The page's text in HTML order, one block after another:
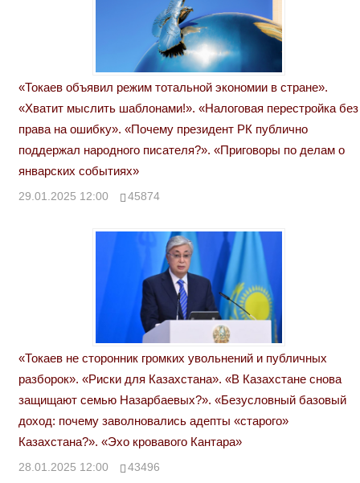
«Токаев объявил режим тотальной экономии в стране».
«Хватит мыслить шаблонами!». «Налоговая перестройка без
права на ошибку». «Почему президент РК публично
поддержал народного писателя?». «Приговоры по делам о
январских событиях»
29.01.2025 12:00 45874
«Токаев не сторонник громких увольнений и публичных
разборок». «Риски для Казахстана». «В Казахстане снова
защищают семью Назарбаевых?». «Безусловный базовый
доход: почему заволновались адепты «старого»
Казахстана?». «Эхо кровавого Кантара»
28.01.2025 12:00 43496